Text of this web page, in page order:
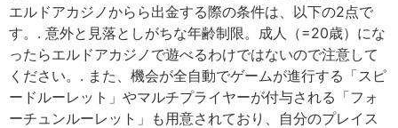
エルドアカジノからら出金する際の条件は、以下の2点で
す。. 意外と見落としがちな年齢制限。成人（=20歳）にな
ったらエルドアカジノで遊べるわけではないので注意して
ください。. また、機会が全自動でゲームが進行する「スピ
ードルーレット」やマルチプライヤーが付与される「フォ
ーチュンルーレット」も用意されており、自分のプレイス